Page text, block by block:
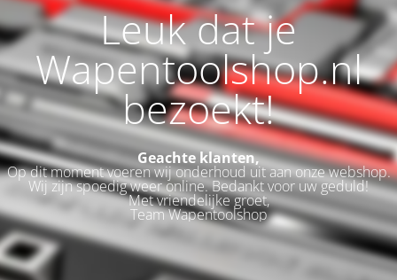
Leuk dat je
Wapentoolshop.nl
bezoekt!
Geachte klanten,
Op dit moment voeren wij onderhoud uit aan onze webshop.
Wij zijn spoedig weer online. Bedankt voor uw geduld!
Met vriendelijke groet,
Team Wapentoolshop